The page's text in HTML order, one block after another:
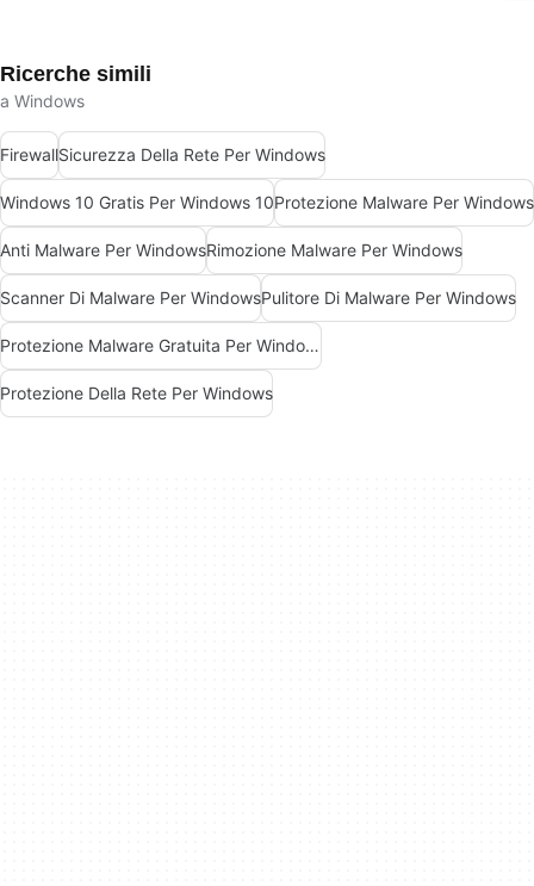
Ricerche simili
a Windows
FirewallSicurezza Della Rete Per Windows
Windows 10 Gratis Per Windows 10Protezione Malware Per Windows
Anti Malware Per WindowsRimozione Malware Per Windows
Scanner Di Malware Per WindowsPulitore Di Malware Per Windows
Protezione Malware Gratuita Per Windows
Protezione Della Rete Per Windows